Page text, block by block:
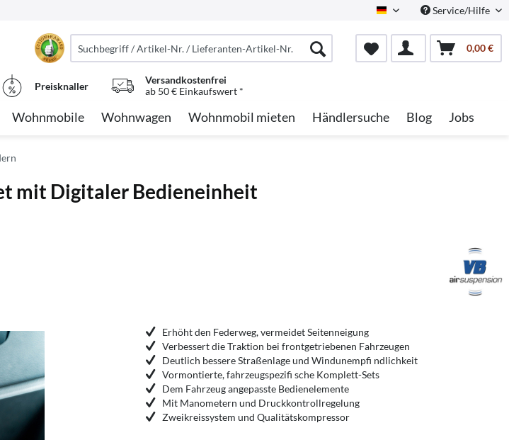
German Service/Hilfe
0,00 €
Preisknaller
Versandkostenfrei
ab 50 € Einkaufswert *
Wohnmobile Wohnwagen Wohnmobil mieten Händlersuche Blog Jobs
mit Digitaler Bedieneinheit
Erhöht den Federweg, vermeidet Seitenneigung
Verbessert die Traktion bei frontgetriebenen Fahrzeugen
Deutlich bessere Straßenlage und Windunempfi ndlichkeit
Vormontierte, fahrzeugspezifi sche Komplett-Sets
Dem Fahrzeug angepasste Bedienelemente
Mit Manometern und Druckkontrollregelung
Zweikreissystem und Qualitätskompressor